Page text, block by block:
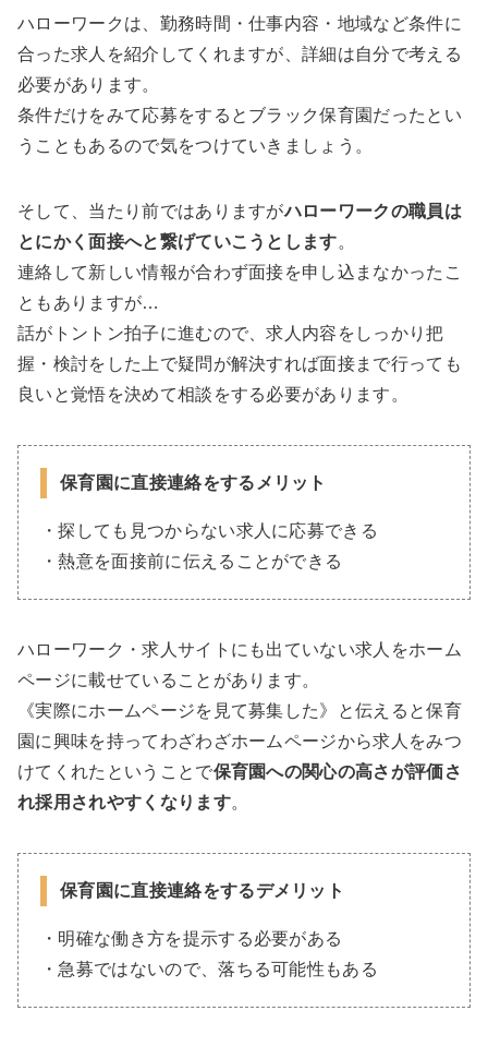
ハローワークは、勤務時間・仕事内容・地域など条件に
合った求人を紹介してくれますが、詳細は自分で考える
必要があります。
条件だけをみて応募をするとブラック保育園だったとい
うこともあるので気をつけていきましょう。
そして、当たり前ではありますがハローワークの職員は
とにかく面接へと繋げていこうとします。
連絡して新しい情報が合わず面接を申し込まなかったこ
ともありますが…
話がトントン拍子に進むので、求人内容をしっかり把
握・検討をした上で疑問が解決すれば面接まで行っても
良いと覚悟を決めて相談をする必要があります。
保育園に直接連絡をするメリット
・探しても見つからない求人に応募できる
・熱意を面接前に伝えることができる
ハローワーク・求人サイトにも出ていない求人をホーム
ページに載せていることがあります。
《実際にホームページを見て募集した》と伝えると保育
園に興味を持ってわざわざホームページから求人をみつ
けてくれたということで保育園への関心の高さが評価さ
れ採用されやすくなります。
保育園に直接連絡をするデメリット
・明確な働き方を提示する必要がある
・急募ではないので、落ちる可能性もある